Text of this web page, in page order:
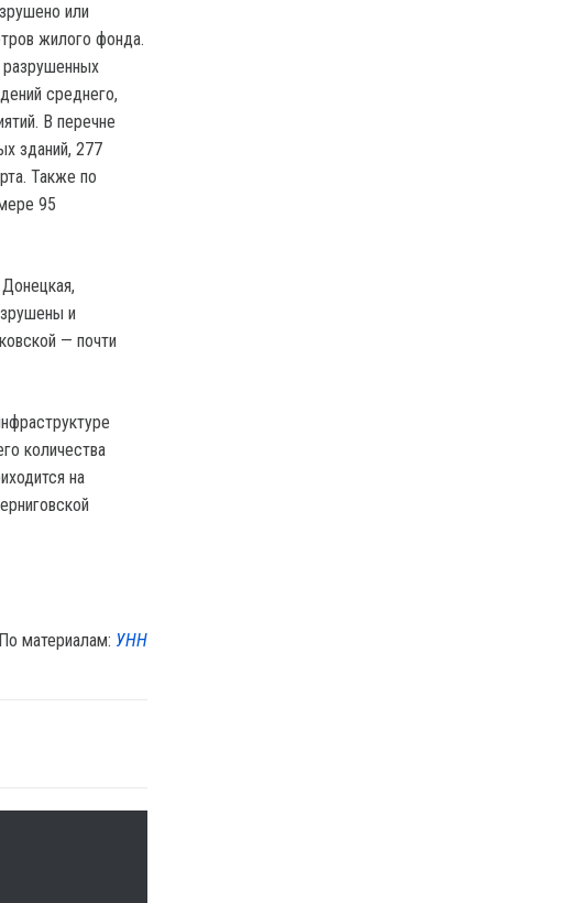
или
жилого фонда.
среднего,
В перечне
зданий, 277
Также по
95
и
— почти
количества
на
По материалам: УНН